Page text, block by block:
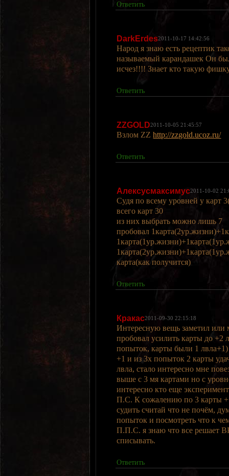
Ответить
DarkErdes2011-10-17 14:42:56
Народ я знаю есть рецептик
называемый карандашек Он
исчез!!!! Знает кто такую
Ответить
ZZGOLD2011-10-05 21:45:57
Взлом ZZhttp://zzgold.ucoz.ru/
Ответить
Алексусмаксимус2011-10-02
Судя по всему уровней у карт
всего карт 30
из них выбрать можно лишь 7
пробовал
карта(как получится)
Ответить
Кракас2011-09-30 22:15:18
Интересную вещь заметил или
пробовал усилить карты до +2
попыток, карты были 1
+1 и из 3х попыток 2 карты
лвла, стало интересно мне
выше с 3 мя картами но с
интересно кто еще
П.С. К сожалению по 3 карты
судить считай что не почём,
попыток и посмотреть что к
П.П.С. я знаю что все решает
списывать.
Ответить